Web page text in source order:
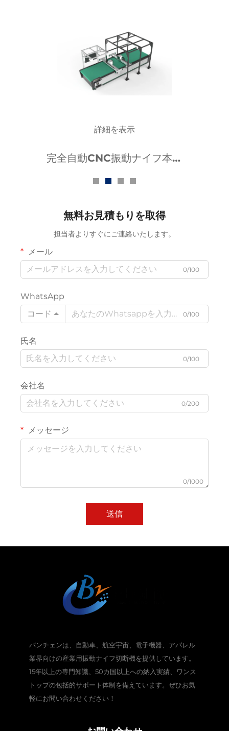
詳細を表示
人気セール完全自動マルチレ
装置
無料お見積もりを取得
担当者よりすぐにご連絡いたします。
メール
0/100
WhatsApp
コード
0/100
氏名
0/100
会社名
0/200
メッセージ
0/1000
送信
バンチェンは、自動車、航空宇宙、電子機器、アパレル
業界向けの産業用振動ナイフ切断機を提供しています。
15年以上の専門知識、50カ国以上への納入実績、ワンス
トップの包括的サポート体制を備えています。ぜひお気
軽にお問い合わせください！